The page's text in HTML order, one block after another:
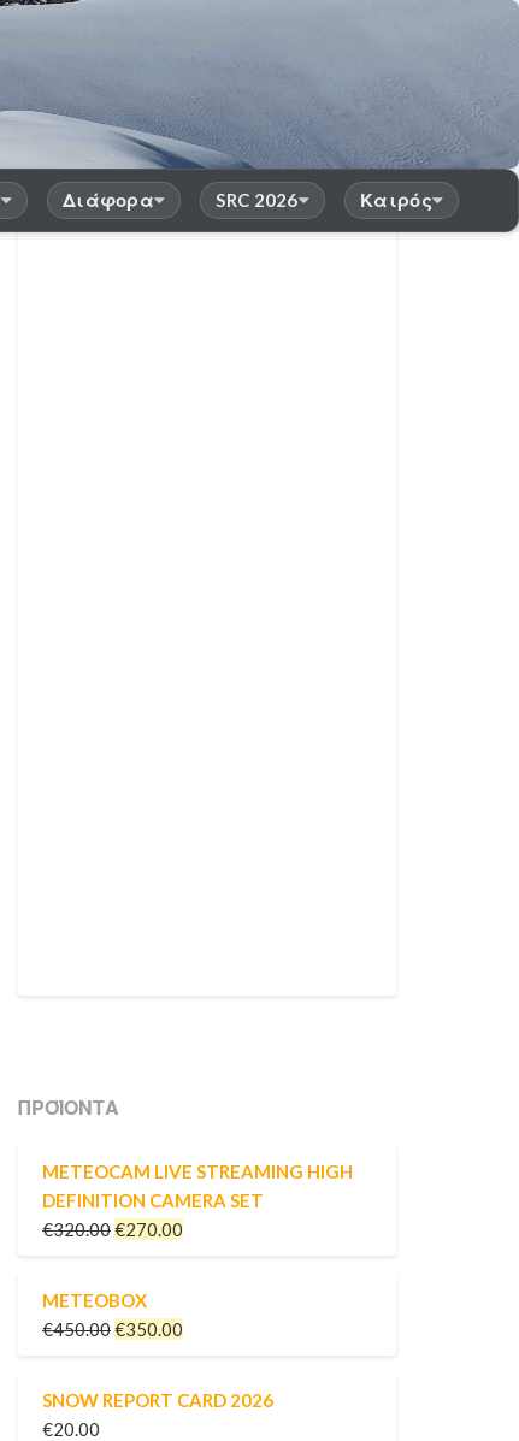
Διάφορα SRC 2026 Καιρός
ΠΡΟΪΌΝΤΑ
METEOCAM LIVE STREAMING HIGH
DEFINITION CAMERA SET
€320.00€270.00
METEOBOX
€450.00€350.00
SNOW REPORT CARD 2026
€20.00